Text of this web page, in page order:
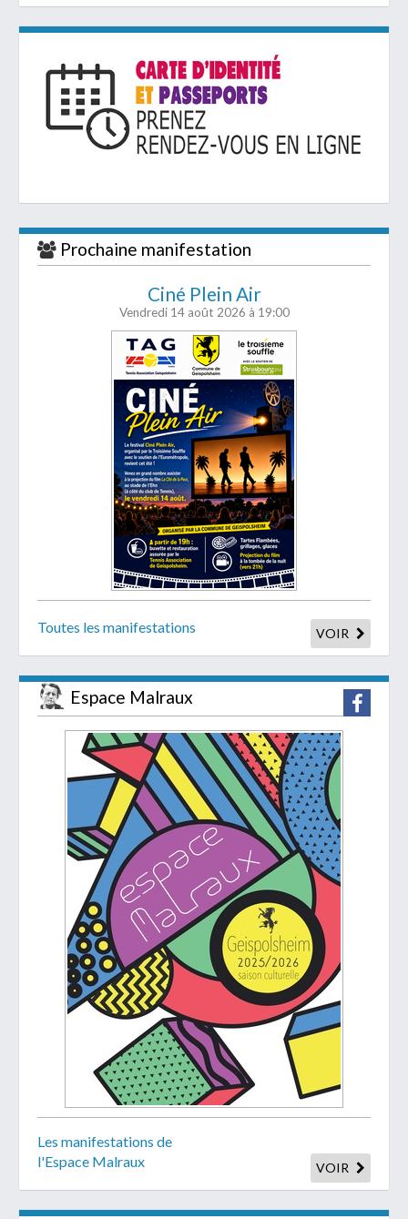
Prochaine manifestation
Ciné Plein Air
Vendredi 14 août 2026 à 19:00
Toutes les manifestations VOIR
Espace Malraux
Les manifestations de
l'Espace Malraux
VOIR